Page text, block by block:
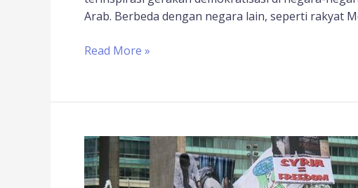
Arab. Berbeda dengan negara lain, seperti rakyat
Read More »
KAMMI
Desak
Indonesia